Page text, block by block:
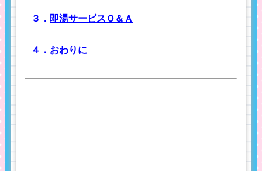
３． 即湯サービスＱ＆Ａ
４． おわりに